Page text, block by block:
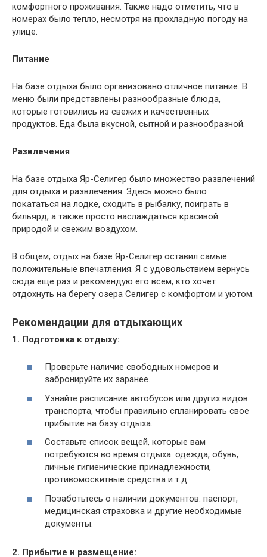
комфортного проживания. Также надо отметить, что в
номерах было тепло, несмотря на прохладную погоду на
улице.
Питание
На базе отдыха было организовано отличное питание. В
меню были представлены разнообразные блюда,
которые готовились из свежих и качественных
продуктов. Еда была вкусной, сытной и разнообразной.
Развлечения
На базе отдыха Яр-Селигер было множество развлечений
для отдыха и развлечения. Здесь можно было
покататься на лодке, сходить в рыбалку, поиграть в
бильярд, а также просто наслаждаться красивой
природой и свежим воздухом.
В общем, отдых на базе Яр-Селигер оставил самые
положительные впечатления. Я с удовольствием вернусь
сюда еще раз и рекомендую его всем, кто хочет
отдохнуть на берегу озера Селигер с комфортом и уютом.
Рекомендации для отдыхающих
1. Подготовка к отдыху:
Проверьте наличие свободных номеров и
забронируйте их заранее.
Узнайте расписание автобусов или других видов
транспорта, чтобы правильно спланировать свое
прибытие на базу отдыха.
Составьте список вещей, которые вам
потребуются во время отдыха: одежда, обувь,
личные гигиенические принадлежности,
противомоскитные средства и т.д.
Позаботьтесь о наличии документов: паспорт,
медицинская страховка и другие необходимые
документы.
2. Прибытие и размещение: